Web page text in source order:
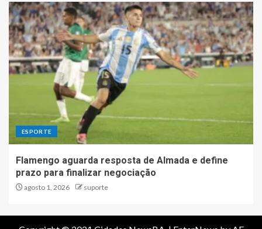
ESPORTE
Flamengo aguarda resposta de Almada e define
prazo para finalizar negociação
agosto 1, 2026 suporte